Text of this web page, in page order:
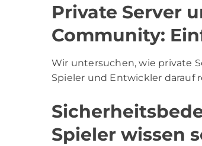
Private Server
Community:
Wir untersuchen, wie private
Spieler und Entwickler darauf
Spieler wissen